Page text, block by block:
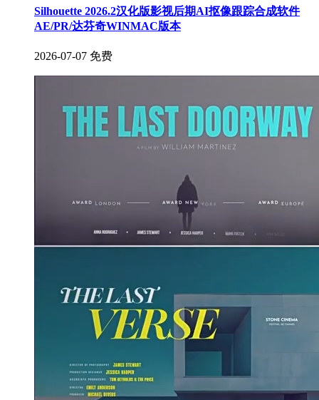
Silhouette 2026.2汉化版影视后期AI抠像跟踪合成软件
AE/PR/达芬奇WINMAC版本
2026-07-07 免费